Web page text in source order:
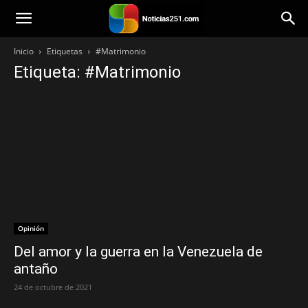
Noticias251
Inicio Etiquetas #Matrimonio
Etiqueta: #Matrimonio
Opinión
Del amor y la guerra en la Venezuela de
antaño
24 de octubre de 2021